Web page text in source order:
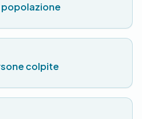
popolazione
colpite